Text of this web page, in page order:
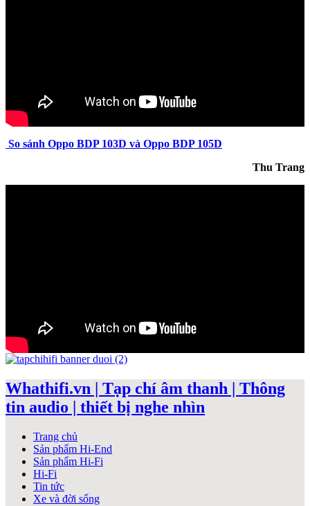
So sánh Oppo BDP 103D và Oppo BDP 105D
Thu Trang
Whathifi.vn | Tạp chí âm thanh | Thông
tin audio | thiết bị nghe nhìn
Trang chủ
Sản phẩm Hi-End
Sản phẩm Hi-Fi
Hi-Fi
Tin tức
Xe và đời sống